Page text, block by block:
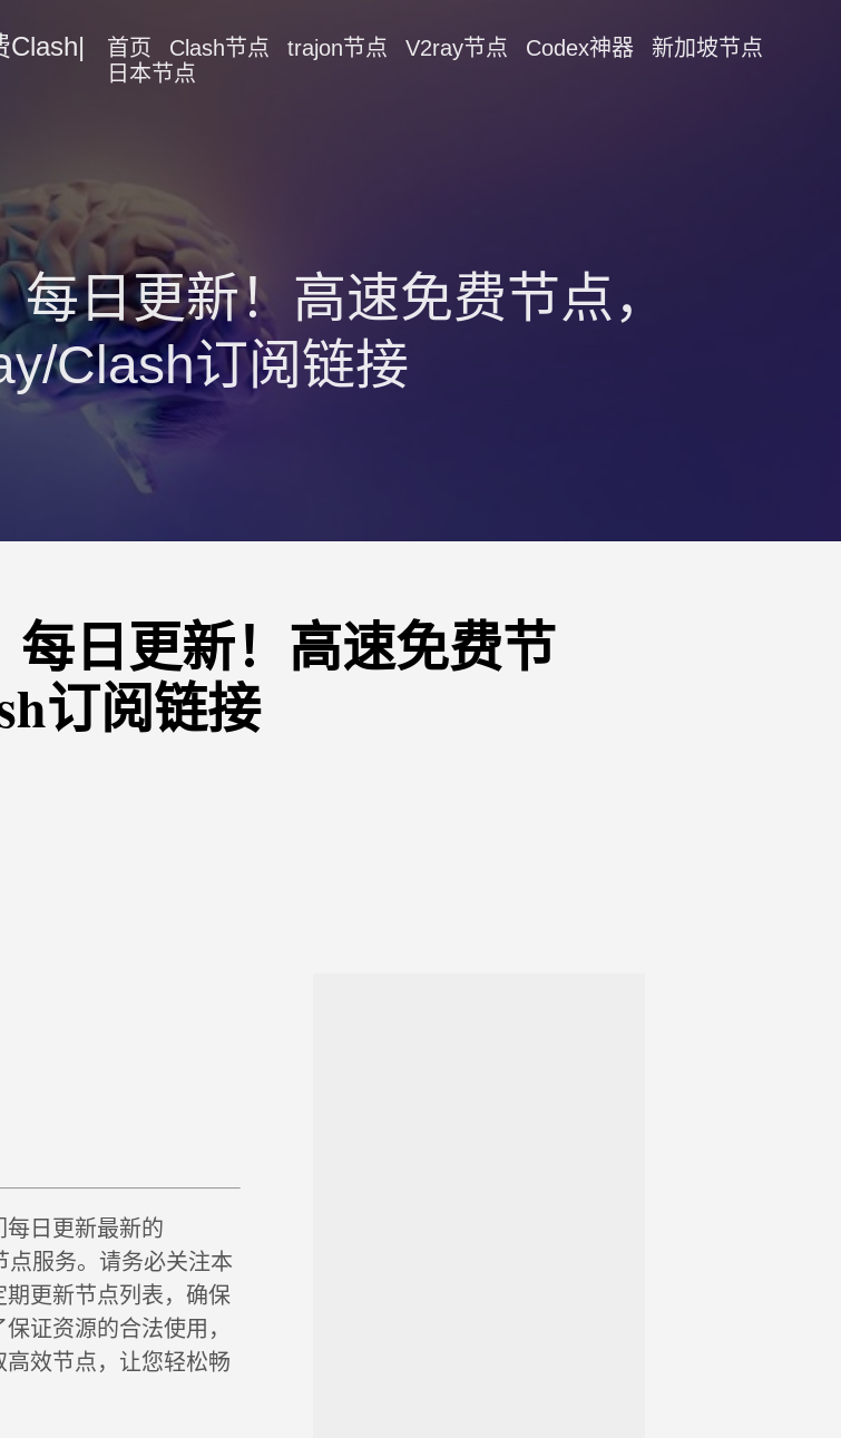
Clash|
首页 Clash节点 trajon节点 V2ray节点 Codex神器
新加坡节点
日本节点
每日更新！高速免费节点，
Clash订阅链接
每日更新！高速免费节
订阅链接
日更新最新的
点服务。请务必关注本
更新节点列表，确保
证资源的合法使用，
效节点，让您轻松畅